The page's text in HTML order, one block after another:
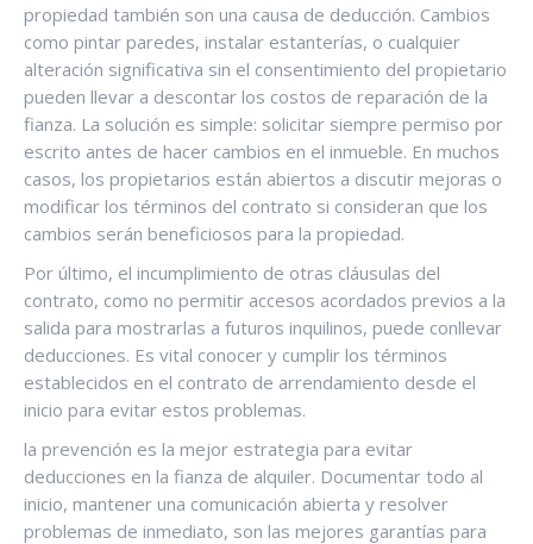
propiedad también son una causa de deducción. Cambios
como pintar paredes, instalar estanterías, o cualquier
alteración significativa sin el consentimiento del propietario
pueden llevar a descontar los costos de reparación de la
fianza. La solución es simple: solicitar siempre permiso por
escrito antes de hacer cambios en el inmueble. En muchos
casos, los propietarios están abiertos a discutir mejoras o
modificar los términos del contrato si consideran que los
cambios serán beneficiosos para la propiedad.
Por último, el incumplimiento de otras cláusulas del
contrato, como no permitir accesos acordados previos a la
salida para mostrarlas a futuros inquilinos, puede conllevar
deducciones. Es vital conocer y cumplir los términos
establecidos en el contrato de arrendamiento desde el
inicio para evitar estos problemas.
la prevención es la mejor estrategia para evitar
deducciones en la fianza de alquiler. Documentar todo al
inicio, mantener una comunicación abierta y resolver
problemas de inmediato, son las mejores garantías para